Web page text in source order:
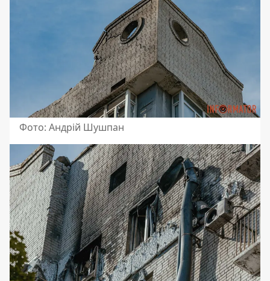
Фото: Андрій Шушпан